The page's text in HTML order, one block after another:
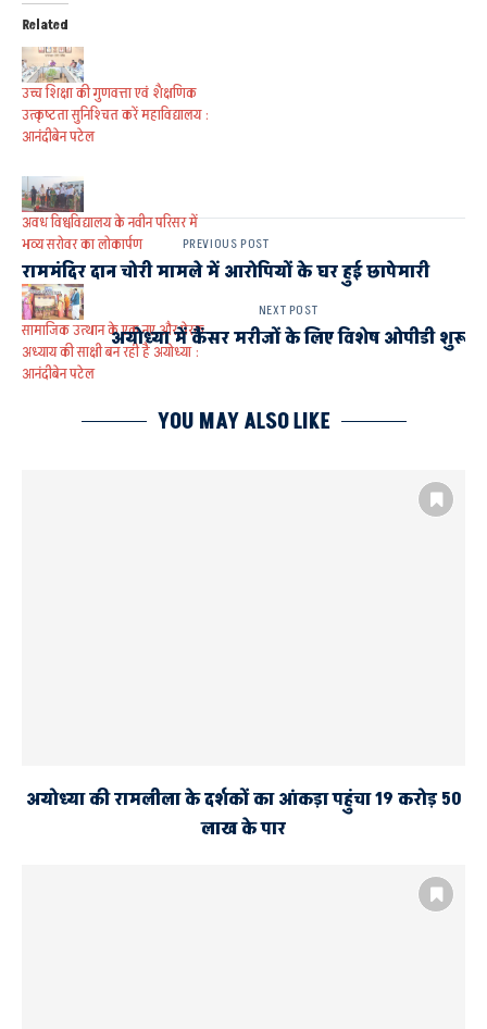
Related
उच्च शिक्षा की गुणवत्ता एवं शैक्षणिक
उत्कृष्टता सुनिश्चित करें महाविद्यालय :
आनंदीबेन पटेल
अवध विश्वविद्यालय के नवीन परिसर में
भव्य सरोवर का लोकार्पण
सामाजिक उत्थान के एक नए और प्रेरक
अध्याय की साक्षी बन रही है अयोध्या :
आनंदीबेन पटेल
PREVIOUS POST
राममंदिर दान चोरी मामले में आरोपियों के घर हुई छापेमारी
NEXT POST
अयोध्या में कैंसर मरीजों के लिए विशेष ओपीडी शुरू
YOU MAY ALSO LIKE
अयोध्या की रामलीला के दर्शकों का आंकड़ा पहुंचा 19 करोड़ 50
लाख के पार